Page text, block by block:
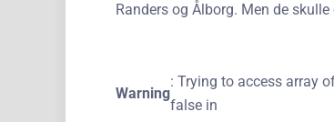
Randers og Ålborg. Men de
Warning
: Trying to access array
false in